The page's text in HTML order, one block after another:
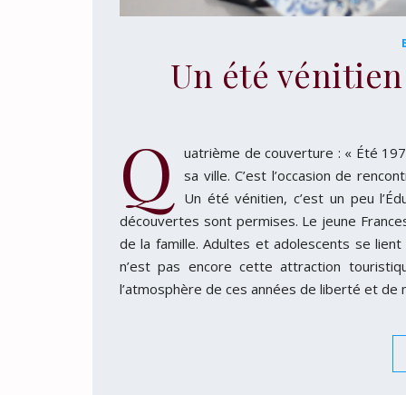
Un été
Q
uatrième de couverture : « Été
sa ville. C’est l’occasion de
Un été vénitien, c’est un peu
découvertes sont permises. Le jeune
de la famille. Adultes et adolescents se
n’est pas encore cette attraction
l’atmosphère de ces années de liberté et de